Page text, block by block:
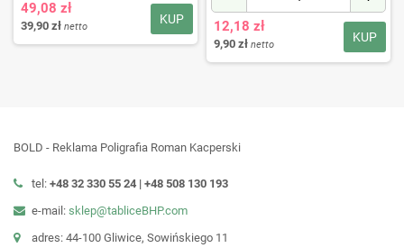
KUP
49,08 zł
39,90 zł netto
KUP
12,18 zł
9,90 zł netto
BOLD - Reklama Poligrafia Roman Kacperski
tel: +48 32 330 55 24 | +48 508 130 193
e-mail: sklep@tabliceBHP.com
adres: 44-100 Gliwice, Sowińskiego 11